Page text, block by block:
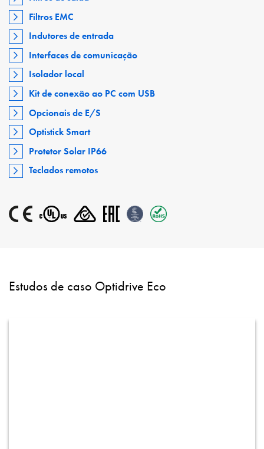
Filtros EMC
Indutores de entrada
Interfaces de comunicação
Isolador local
Kit de conexão ao PC com USB
Opcionais de E/S
Optistick Smart
Protetor Solar IP66
Teclados remotos
Estudos de caso Optidrive Eco